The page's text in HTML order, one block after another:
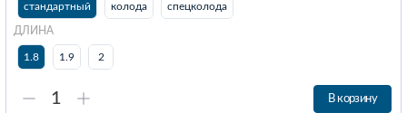
стандартный колода спецколода
ДЛИНА
1.8 1.9 2
В корзину